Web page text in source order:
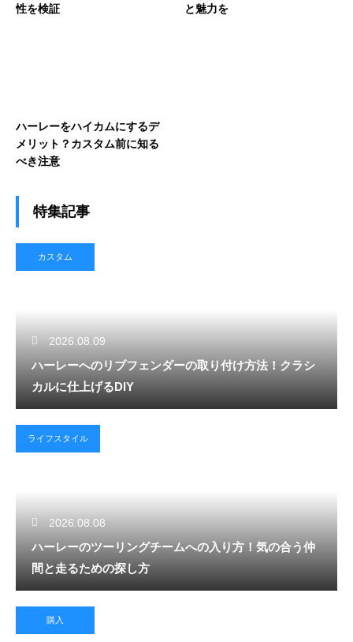
性を検証
と魅力を
ハーレーをハイカムにするデ
メリット？カスタム前に知る
べき注意
特集記事
カスタム
2026.08.09
ハーレーへのリブフェンダーの取り付け方法！クラシ
カルに仕上げるDIY
ライフスタイル
2026.08.08
ハーレーのツーリングチームへの入り方！気の合う仲
間と走るための探し方
購入